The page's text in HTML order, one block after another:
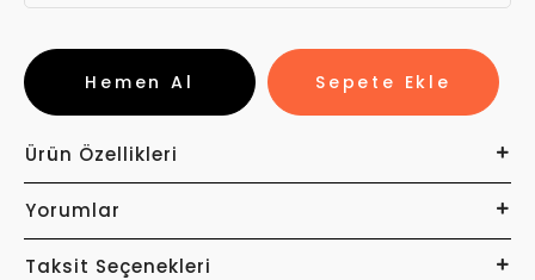
Sepete Ekle
Hemen Al
Ürün Özellikleri
Yorumlar
Taksit Seçenekleri